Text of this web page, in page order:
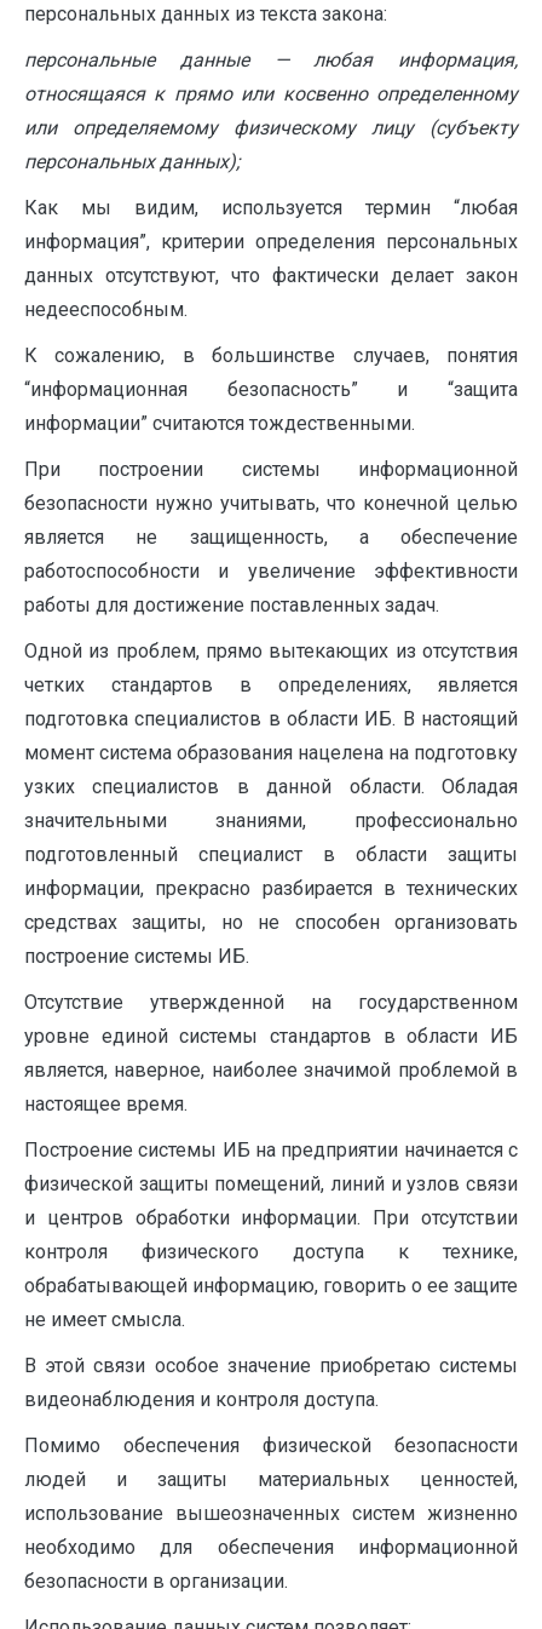
персональных данных из текста закона:
персональные данные — любая информация,
относящаяся к прямо или косвенно определенному
или определяемому физическому лицу (субъекту
персональных данных);
Как мы видим, используется термин “любая
информация”, критерии определения персональных
данных отсутствуют, что фактически делает закон
недееспособным.
К сожалению, в большинстве случаев, понятия
“информационная безопасность” и “защита
информации” считаются тождественными.
При построении системы информационной
безопасности нужно учитывать, что конечной целью
является не защищенность, а обеспечение
работоспособности и увеличение эффективности
работы для достижение поставленных задач.
Одной из проблем, прямо вытекающих из отсутствия
четких стандартов в определениях, является
подготовка специалистов в области ИБ. В настоящий
момент система образования нацелена на подготовку
узких специалистов в данной области. Обладая
значительными знаниями, профессионально
подготовленный специалист в области защиты
информации, прекрасно разбирается в технических
средствах защиты, но не способен организовать
построение системы ИБ.
Отсутствие утвержденной на государственном
уровне единой системы стандартов в области ИБ
является, наверное, наиболее значимой проблемой в
настоящее время.
Построение системы ИБ на предприятии начинается с
физической защиты помещений, линий и узлов связи
и центров обработки информации. При отсутствии
контроля физического доступа к технике,
обрабатывающей информацию, говорить о ее защите
не имеет смысла.
В этой связи особое значение приобретаю системы
видеонаблюдения и контроля доступа.
Помимо обеспечения физической безопасности
людей и защиты материальных ценностей,
использование вышеозначенных систем жизненно
необходимо для обеспечения информационной
безопасности в организации.